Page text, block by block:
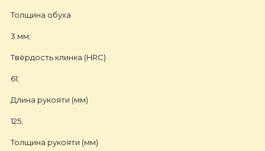
Толщина обуха
3 мм;
Твёрдость клинка (HRC)
61;
Длина рукояти (мм)
125;
Толщина рукояти (мм)